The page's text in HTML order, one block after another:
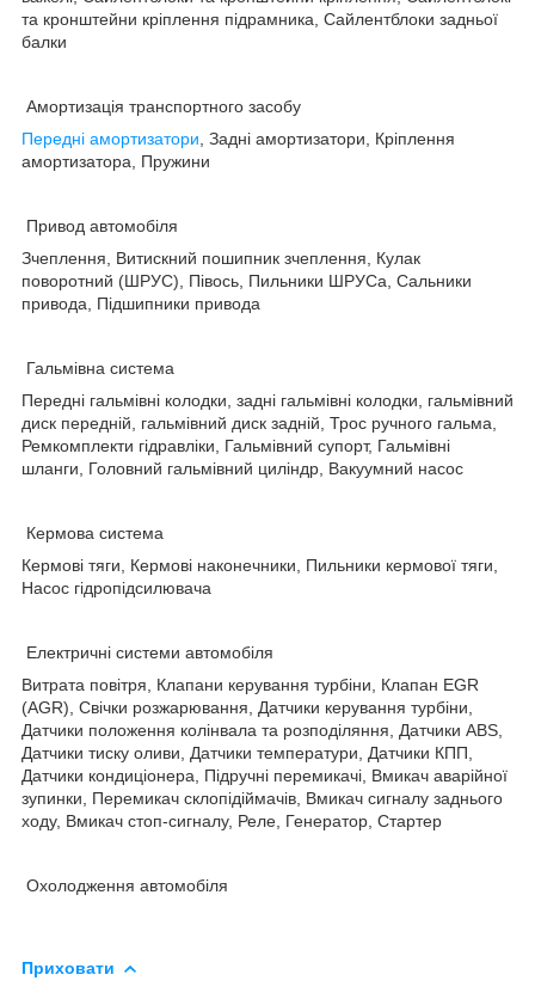
та кронштейни кріплення підрамника, Сайлентблоки задньої
балки
Амортизація транспортного засобу
Передні амортизатори , Задні амортизатори, Кріплення
амортизатора, Пружини
Привод автомобіля
Зчеплення, Витискний пошипник зчеплення, Кулак
поворотний (ШРУС), Півось, Пильники ШРУСа, Сальники
привода, Підшипники привода
Гальмівна система
Передні гальмівні колодки, задні гальмівні колодки, гальмівний
диск передній, гальмівний диск задній, Трос ручного гальма,
Ремкомплекти гідравліки, Гальмівний супорт, Гальмівні
шланги, Головний гальмівний циліндр, Вакуумний насос
Кермова система
Кермові тяги, Кермові наконечники, Пильники кермової тяги,
Насос гідропідсилювача
Електричні системи автомобіля
Витрата повітря, Клапани керування турбіни, Клапан EGR
(AGR), Свічки розжарювання, Датчики керування турбіни,
Датчики положення колінвала та розподіляння, Датчики ABS,
Датчики тиску оливи, Датчики температури, Датчики КПП,
Датчики кондиціонера, Підручні перемикачі, Вмикач аварійної
зупинки, Перемикач склопідіймачів, Вмикач сигналу заднього
ходу, Вмикач стоп-сигналу, Реле, Генератор, Стартер
Охолодження автомобіля
Приховати